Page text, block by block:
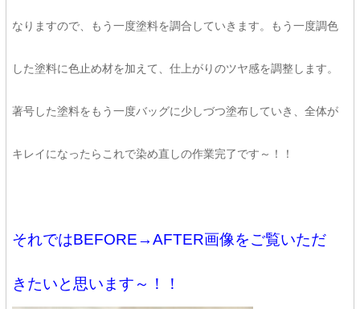
なりますので、もう一度塗料を調合していきます。もう一度調色
した塗料に色止め材を加えて、仕上がりのツヤ感を調整します。
著号した塗料をもう一度バッグに少しづつ塗布していき、全体が
キレイになったらこれで染め直しの作業完了です～！！
それではBEFORE→AFTER画像をご覧いただ
きたいと思います～！！